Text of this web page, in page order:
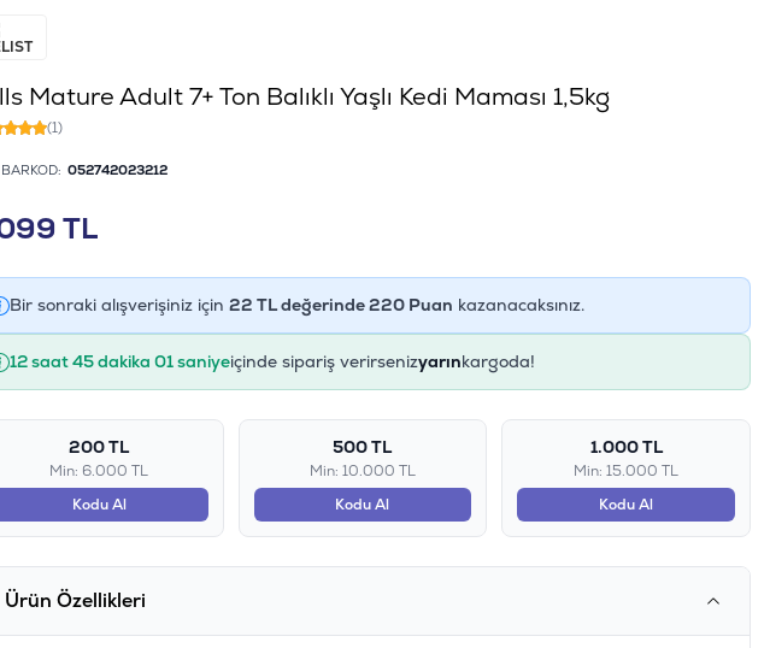
Mature Adult 7+ Ton Balıklı Yaşlı Kedi Maması 1,5kg
(1)
BARKOD: 052742023212
TL
Bir sonraki alışverişiniz için 22 TL değerinde220Puan kazanacaksınız.
12 saat 45 dakika 00 saniyeiçinde sipariş verirsenizyarınkargoda!
200 TL
Min: 6.000 TL
Kodu Al
500 TL
Min: 10.000 TL
Kodu Al
1.000 TL
Min: 15.000 TL
Kodu Al
Ürün Özellikleri